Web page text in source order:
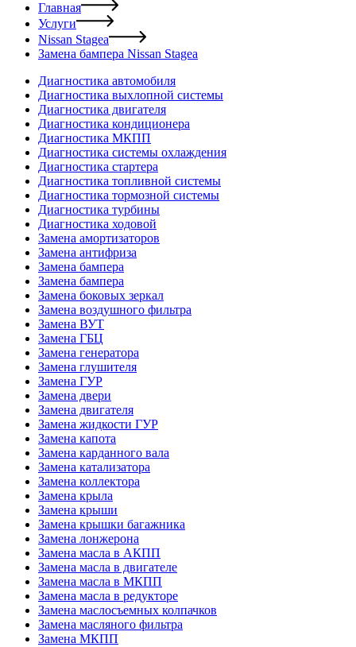
Главная
Услуги
Nissan Stagea
Замена бампера Nissan Stagea
Диагностика автомобиля
Диагностика выхлопной системы
Диагностика двигателя
Диагностика кондиционера
Диагностика МКПП
Диагностика системы охлаждения
Диагностика стартера
Диагностика топливной системы
Диагностика тормозной системы
Диагностика турбины
Диагностика ходовой
Замена амортизаторов
Замена антифриза
Замена бампера
Замена бампера
Замена боковых зеркал
Замена воздушного фильтра
Замена ВУТ
Замена ГБЦ
Замена генератора
Замена глушителя
Замена ГУР
Замена двери
Замена двигателя
Замена жидкости ГУР
Замена капота
Замена карданного вала
Замена катализатора
Замена коллектора
Замена крыла
Замена крыши
Замена крышки багажника
Замена лонжерона
Замена масла в АКПП
Замена масла в двигателе
Замена масла в МКПП
Замена масла в редукторе
Замена маслосъемных колпачков
Замена масляного фильтра
Замена МКПП